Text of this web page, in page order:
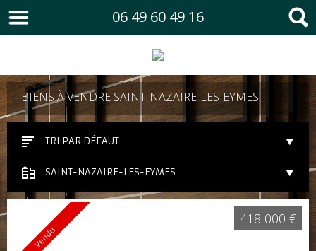
06 49 60 49 16
BIENS À VENDRE SAINT-NAZAIRE-LES-EYMES
TRI PAR DÉFAUT
SAINT-NAZAIRE-LES-EYMES
Vendu
418 000 €